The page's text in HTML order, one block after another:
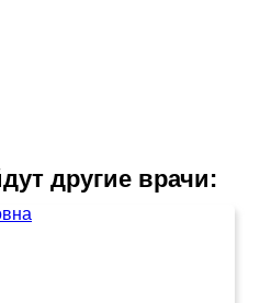
другие врачи: